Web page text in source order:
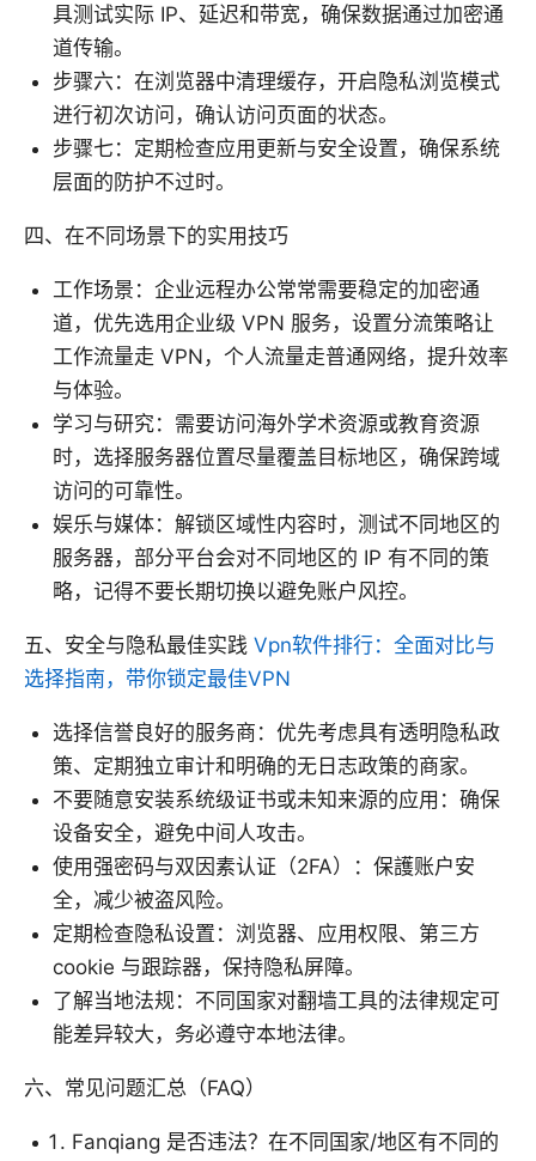
具测试实际 IP、延迟和带宽，确保数据通过加密通
道传输。
步骤六：在浏览器中清理缓存，开启隐私浏览模式
进行初次访问，确认访问页面的状态。
步骤七：定期检查应用更新与安全设置，确保系统
层面的防护不过时。
四、在不同场景下的实用技巧
工作场景：企业远程办公常常需要稳定的加密通
道，优先选用企业级 VPN 服务，设置分流策略让
工作流量走 VPN，个人流量走普通网络，提升效率
与体验。
学习与研究：需要访问海外学术资源或教育资源
时，选择服务器位置尽量覆盖目标地区，确保跨域
访问的可靠性。
娱乐与媒体：解锁区域性内容时，测试不同地区的
服务器，部分平台会对不同地区的 IP 有不同的策
略，记得不要长期切换以避免账户风控。
五、安全与隐私最佳实践 Vpn软件排行：全面对比与
选择指南，带你锁定最佳VPN
选择信誉良好的服务商：优先考虑具有透明隐私政
策、定期独立审计和明确的无日志政策的商家。
不要随意安装系统级证书或未知来源的应用：确保
设备安全，避免中间人攻击。
使用强密码与双因素认证（2FA）：保護账户安
全，减少被盗风险。
定期检查隐私设置：浏览器、应用权限、第三方
cookie 与跟踪器，保持隐私屏障。
了解当地法规：不同国家对翻墙工具的法律规定可
能差异较大，务必遵守本地法律。
六、常见问题汇总（FAQ）
Fanqiang 是否违法？在不同国家/地区有不同的